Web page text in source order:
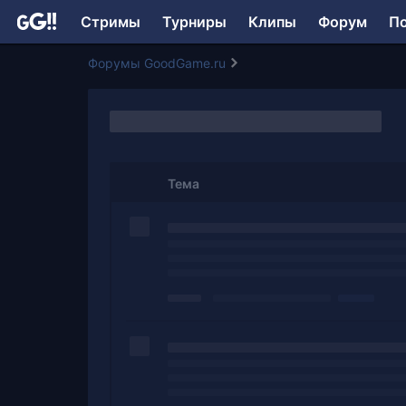
Стримы Турниры Клипы Форум
Форумы GoodGame.ru
Тема